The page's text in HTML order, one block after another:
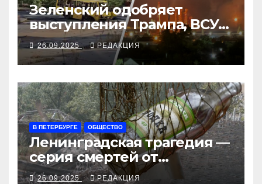
Зеленский одобряет
выступления Трампа, ВСУ
закрыли Добропольский
рубеж
26.09.2025 РЕДАКЦИЯ
В ПЕТЕРБУРГЕ ОБЩЕСТВО
Ленинградская трагедия —
серия смертей от
алкосуррогата
26.09.2025 РЕДАКЦИЯ